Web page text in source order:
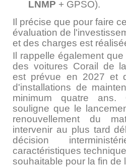
LNMP + GPSO).
Il précise que pour faire
évaluation de
et des charges est
Il rappelle également
des voitures Corail de
est prévue en 2027 et
d'installations de
minimum quatre ans.
souligne que le
renouvellement du
intervenir au plus tard
décision
caractéristiques
souhaitable pour la fin de